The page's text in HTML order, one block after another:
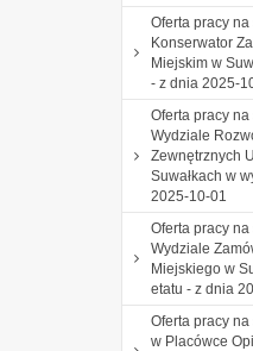
Oferta pracy
Konserwator
Miejskim w
- z dnia 2025-
Oferta pracy
Wydziale
Zewnętrznych
Suwałkach w
2025-10-01
Oferta pracy
Wydziale
Miejskiego w
etatu - z dnia
Oferta pracy
w Placówce